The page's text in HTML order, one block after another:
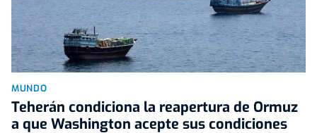
MUNDO
Teherán condiciona la reapertura de Ormuz
a que Washington acepte sus condiciones